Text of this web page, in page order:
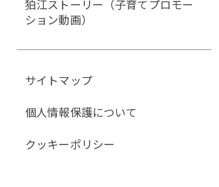
狛江ストーリー（子育てプロモー
ション動画）
サイトマップ
個人情報保護について
クッキーポリシー